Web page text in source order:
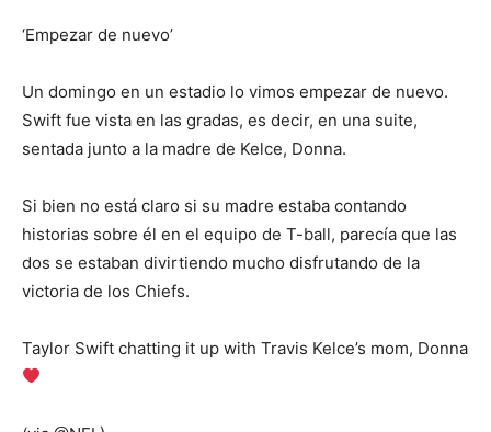
‘Empezar de nuevo’
Un domingo en un estadio lo vimos empezar de nuevo.
Swift fue vista en las gradas, es decir, en una suite,
sentada junto a la madre de Kelce, Donna.
Si bien no está claro si su madre estaba contando
historias sobre él en el equipo de T-ball, parecía que las
dos se estaban divirtiendo mucho disfrutando de la
victoria de los Chiefs.
Taylor Swift chatting it up with Travis Kelce’s mom, Donna